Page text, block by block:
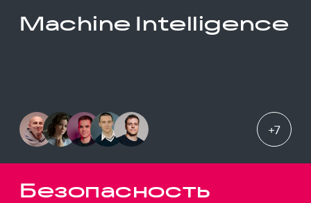
Machine Intelligence
+7
Безопасность